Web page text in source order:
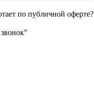
по публичной оферте?